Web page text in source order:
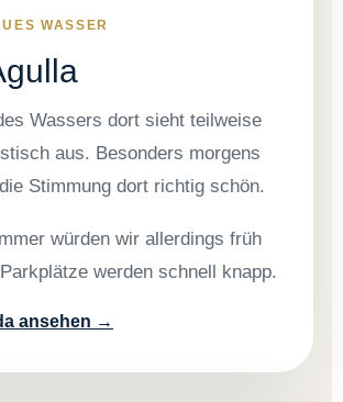
WASSER
Wassers dort sieht teilweise
aus. Besonders morgens
Stimmung dort richtig schön.
würden wir allerdings früh
werden schnell knapp.
ansehen →